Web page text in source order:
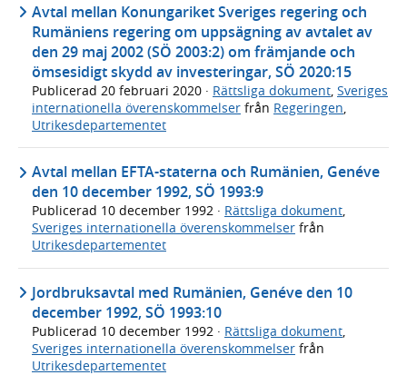
Avtal mellan Konungariket Sveriges regering och
Rumäniens regering om uppsägning av avtalet av
den 29 maj 2002 (SÖ 2003:2) om främjande och
ömsesidigt skydd av investeringar, SÖ 2020:15
Publicerad 20 februari 2020 · Rättsliga dokument Sveriges
internationella överenskommelser från Regeringen
Utrikesdepartementet
Avtal mellan EFTA-staterna och Rumänien, Genéve
den 10 december 1992, SÖ 1993:9
Publicerad 10 december 1992 · Rättsliga dokument,
Sveriges internationella överenskommelser från
Utrikesdepartementet
Jordbruksavtal med Rumänien, Genéve den 10
december 1992, SÖ 1993:10
Publicerad 10 december 1992 · Rättsliga dokument,
Sveriges internationella överenskommelser från
Utrikesdepartementet